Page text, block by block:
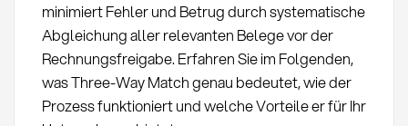
minimiert Fehler und Betrug durch systematische
Abgleichung aller relevanten Belege vor der
Rechnungsfreigabe. Erfahren Sie im Folgenden,
was Three-Way Match genau bedeutet, wie der
Prozess funktioniert und welche Vorteile er für Ihr